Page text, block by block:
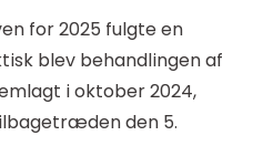
for 2025 fulgte en
blev behandlingen af
i oktober 2024,
den 5.